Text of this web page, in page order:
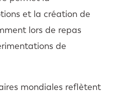
et la création de
lors de repas
de
mondiales reflètent